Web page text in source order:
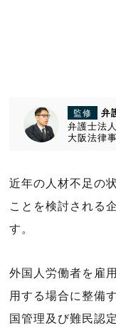
監修
弁
弁護士法
大阪法律
近年の人材不足の
ことを検討される
す。
外国人労働者を雇
用する場合に整備
国管理及び難民認